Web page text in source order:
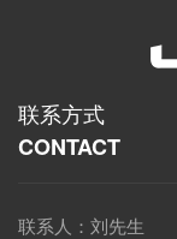
联系方式
CONTACT
联系人：刘先生